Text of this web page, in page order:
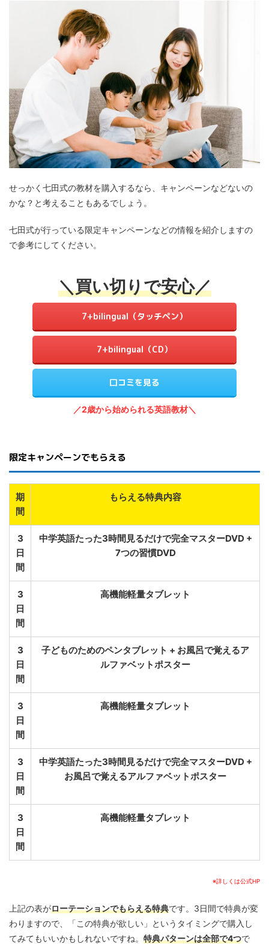
せっかく七田式の教材を購入するなら、キャンペーンなどないの
かな？と考えることもあるでしょう。
七田式が行っている限定キャンペーンなどの情報を紹介しますの
で参考にしてください。
＼買い切りで安心／
7+bilingual（タッチペン）
7+bilingual（CD）
口コミを見る
／2歳から始められる英語教材＼
限定キャンペーンでもらえる
期
間
もらえる特典内容
3
日
間
中学英語たった3時間見るだけで完全マスターDVD +
7つの習慣DVD
3
日
間
高機能軽量タブレット
3
日
間
子どものためのペンタブレット + お風呂で覚えるア
ルファベットポスター
3
日
間
高機能軽量タブレット
3
日
間
中学英語たった3時間見るだけで完全マスターDVD +
お風呂で覚えるアルファベットポスター
3
日
間
高機能軽量タブレット
※詳しくは公式HP
上記の表がローテーションでもらえる特典です。3日間で特典が変
わりますので、「この特典が欲しい」というタイミングで購入し
てみてもいいかもしれないですね。 特典パターンは全部で4つで